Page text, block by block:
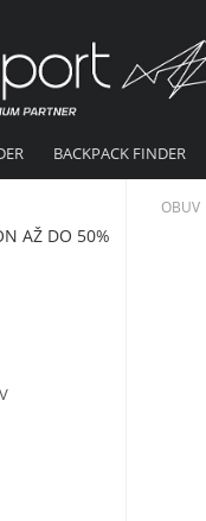
BACKPACK FINDER
AŽ DO 50%
OBUV